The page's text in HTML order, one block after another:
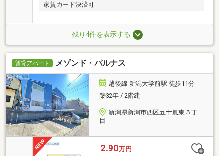
家賃カード決済可
残り4件を表示する
賃貸アパート メゾンド・パルナス
越後線 新潟大学前駅 徒歩11分
築32年 / 2階建
新潟県新潟市西区五十嵐東３丁
目
2.90万円